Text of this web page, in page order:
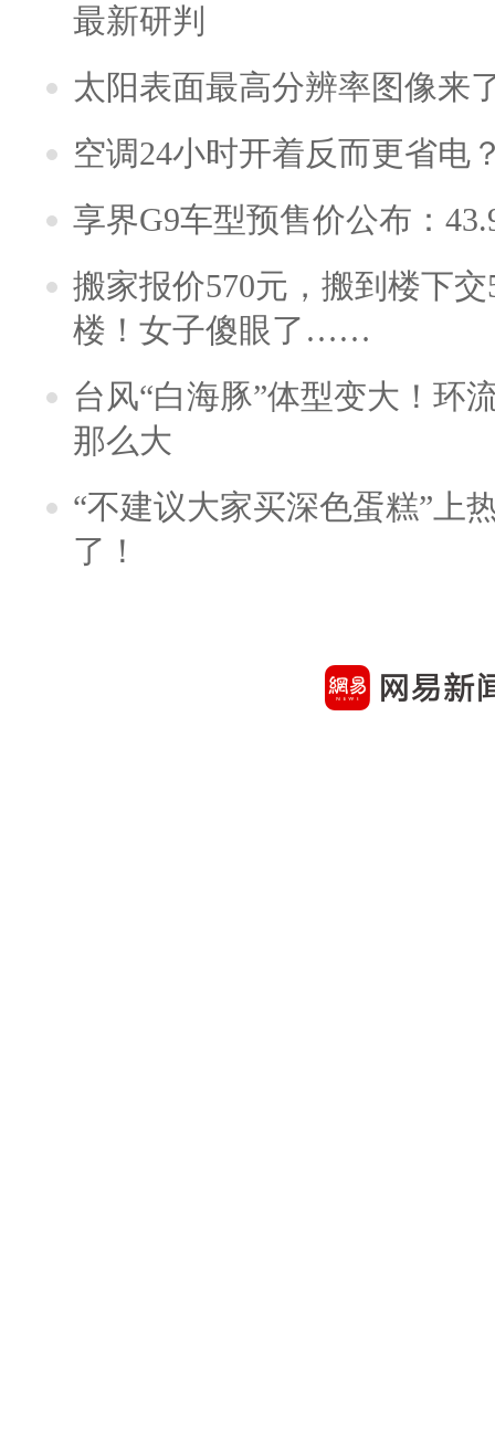
最新研判
太阳表面最高分辨率图像来
空调24小时开着反而更省电
享界G9车型预售价公布：
搬家报价570元，搬到楼下
楼！女子傻眼了……
台风“白海豚”体型变大！环
那么大
“不建议大家买深色蛋糕”上
了！